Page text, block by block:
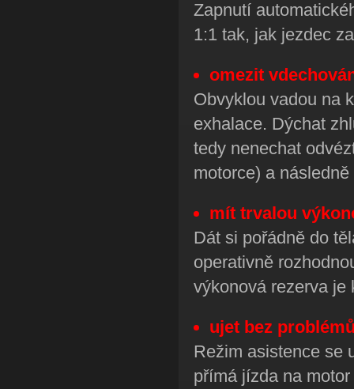
Zapnutí
1:1 tak, jak jezdec
omezit
Obvyklou vadou na
exhalace. Dýchat
tedy nenechat
motorce) a
mít trvalou
Dát si pořádně do
operativně
výkonová rezerva je
ujet bez
Režim asistence se
přímá jízda na